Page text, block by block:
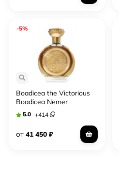
-5%
Boadicea the Victorious
Boadicea Nemer
5.0 +414
от 41 450 ₽